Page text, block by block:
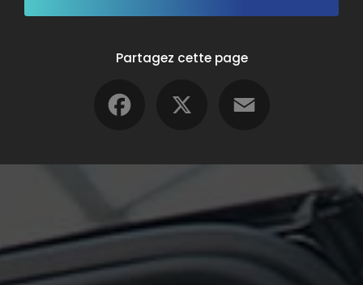
Partagez cette page